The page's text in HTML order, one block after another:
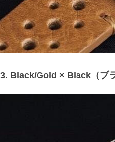
3. Black/Gold × Black（ブ